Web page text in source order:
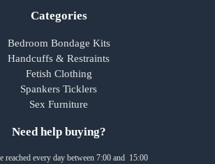
Categories
Bedroom Bondage Kits
Handcuffs & Restraints
Fetish Clothing
Spankers Ticklers
Sex Furniture
Need help buying?
reached every day between 7:00 and 15:00